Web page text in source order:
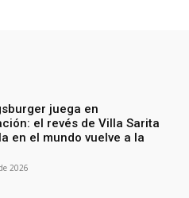
juega en
el revés de Villa Sarita
en el mundo vuelve a la
2026